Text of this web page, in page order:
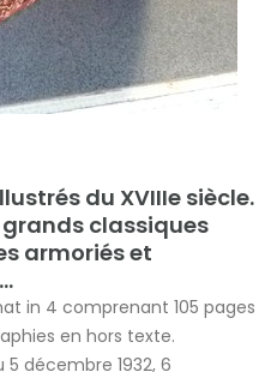
du XVIIIe siècle.
classiques
armoriés et
in 4 comprenant 105 pages
en hors texte.
décembre 1932, 6